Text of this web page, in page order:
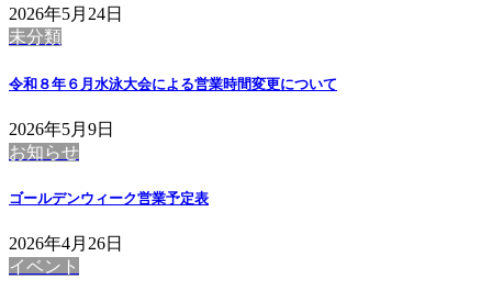
2026年5月24日
未分類
令和８年６月水泳大会による営業時間変更について
2026年5月9日
お知らせ
ゴールデンウィーク営業予定表
2026年4月26日
イベント